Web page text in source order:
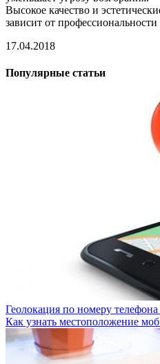
Высокое качество и
зависит от
17.04.2018
Популярные статьи
Геолокация по номеру
Как узнать местоположение